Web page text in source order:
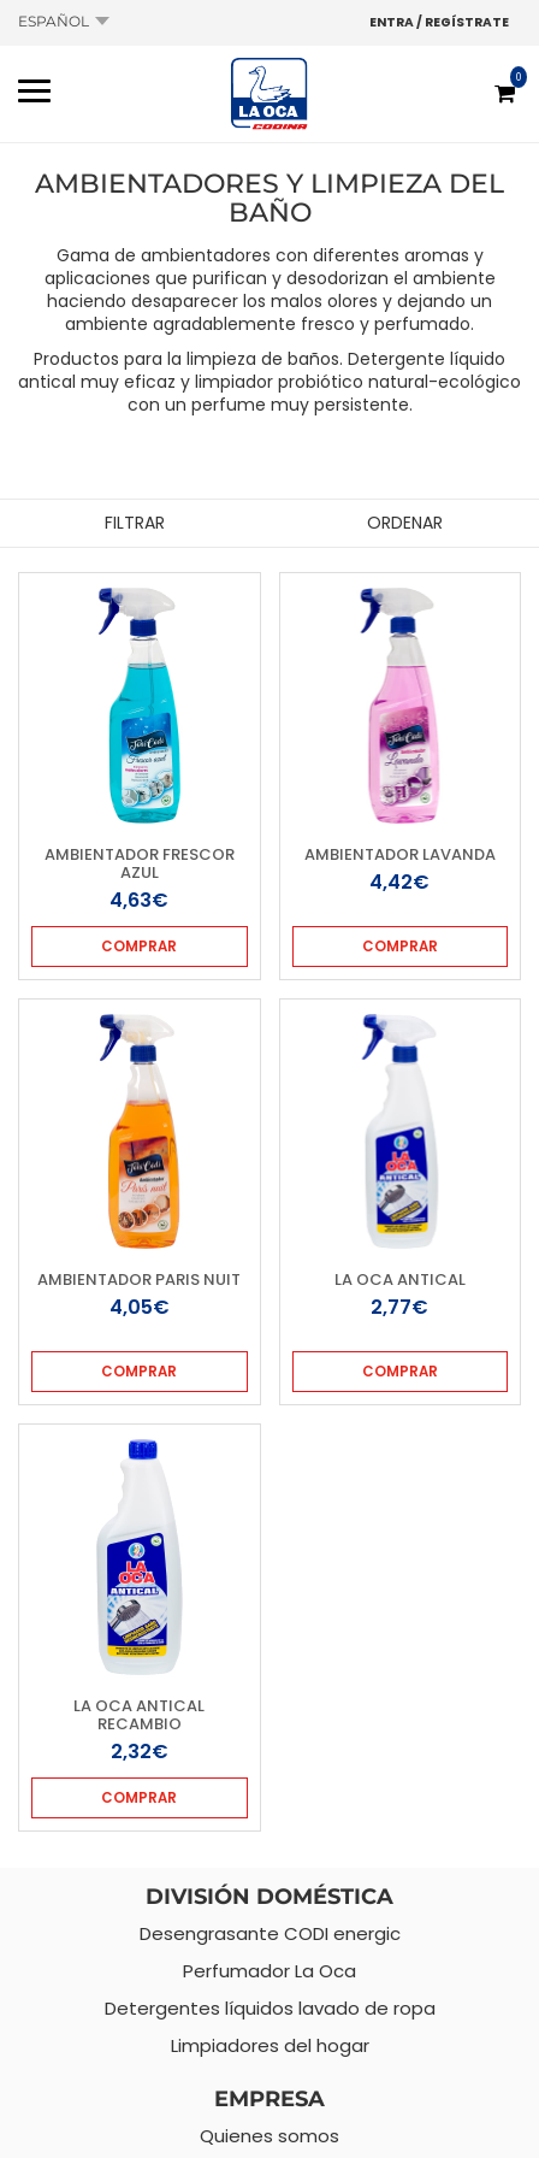
ESPAÑOL ENTRA / REGÍSTRATE
0
AMBIENTADORES Y LIMPIEZA DEL
BAÑO
Gama de ambientadores con diferentes aromas y
aplicaciones que purifican y desodorizan el ambiente
haciendo desaparecer los malos olores y dejando un
ambiente agradablemente fresco y perfumado.
Productos para la limpieza de baños. Detergente líquido
antical muy eficaz y limpiador probiótico natural-ecológico
con un perfume muy persistente.
FILTRAR ORDENAR
AMBIENTADOR FRESCOR
AZUL
4,63€
COMPRAR
AMBIENTADOR LAVANDA
4,42€
COMPRAR
AMBIENTADOR PARIS NUIT
4,05€
COMPRAR
LA OCA ANTICAL
2,77€
COMPRAR
LA OCA ANTICAL
RECAMBIO
2,32€
COMPRAR
DIVISIÓN DOMÉSTICA
Desengrasante CODI energic
Perfumador La Oca
Detergentes líquidos lavado de ropa
Limpiadores del hogar
EMPRESA
Quienes somos